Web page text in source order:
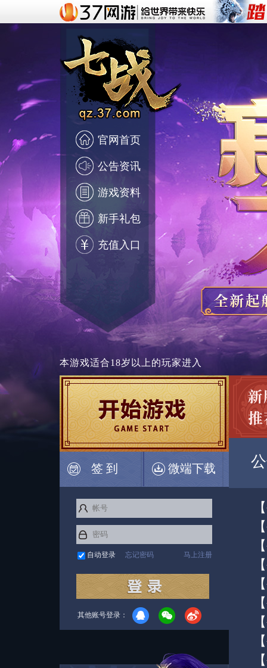
官网首页
公告资讯
游戏资料
新手礼包
充值入口
本游戏适合18岁以上 的玩家进入
签 到 微端下载
自动登录 忘记密码
其他账号登录：
马上注册